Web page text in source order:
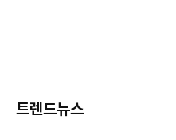
트렌드뉴스